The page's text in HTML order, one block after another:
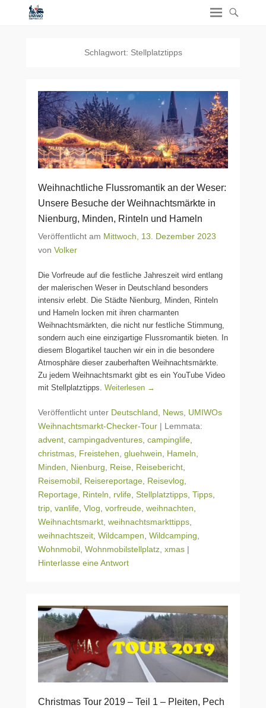
Schlagwort: Stellplatztipps
Weihnachtliche Flussromantik an der Weser:
Unsere Besuche der Weihnachtsmärkte in
Nienburg, Minden, Rinteln und Hameln
Veröffentlicht am Mittwoch, 13. Dezember 2023
von Volker
Die Vorfreude auf die festliche Jahreszeit wird entlang
der malerischen Weser in Deutschland besonders
intensiv erlebt. Die Städte Nienburg, Minden, Rinteln
und Hameln locken mit ihren charmanten
Weihnachtsmärkten, die nicht nur festliche Stimmung,
sondern auch eine einzigartige Flussromantik bieten. In
diesem Blogartikel tauchen wir ein in die besondere
Atmosphäre dieser zauberhaften Weihnachtsmärkte.
Zu jedem Weihnachtsmarkt gibt es ein YouTube Video
mit Stellplatztipps. Weiterlesen →
Veröffentlicht unter Deutschland News UMIWOs
Weihnachtsmarkt-Checker-Tour | Lemmata:
advent campingadventures campinglife
christmas Freistehen gluehwein Hameln
Minden
Nienburg Reise Reisebericht
Reisemobil Reisereportage Reisevlog
Reportage Rinteln rvlife Stellplatztipps Tipps
trip vanlife Vlog vorfreude weihnachten
Weihnachtsmarkt weihnachtsmarkttipps
weihnachtszeit Wildcampen Wildcamping
Wohnmobil Wohnmobilstellplatz xmas |
Hinterlasse eine Antwort
Christmas Tour 2019 – Teil 1 – Pleiten, Pech